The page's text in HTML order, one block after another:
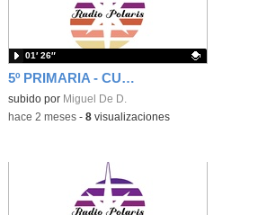
5º PRIMARIA - CUÑA - UNA PEQUEÑA AYUDA ES MUCHO PARA OTROS
Contenido educativo.
subido por Miguel De D.
01′ 26″
-hace 2 meses- 8visualizaciones